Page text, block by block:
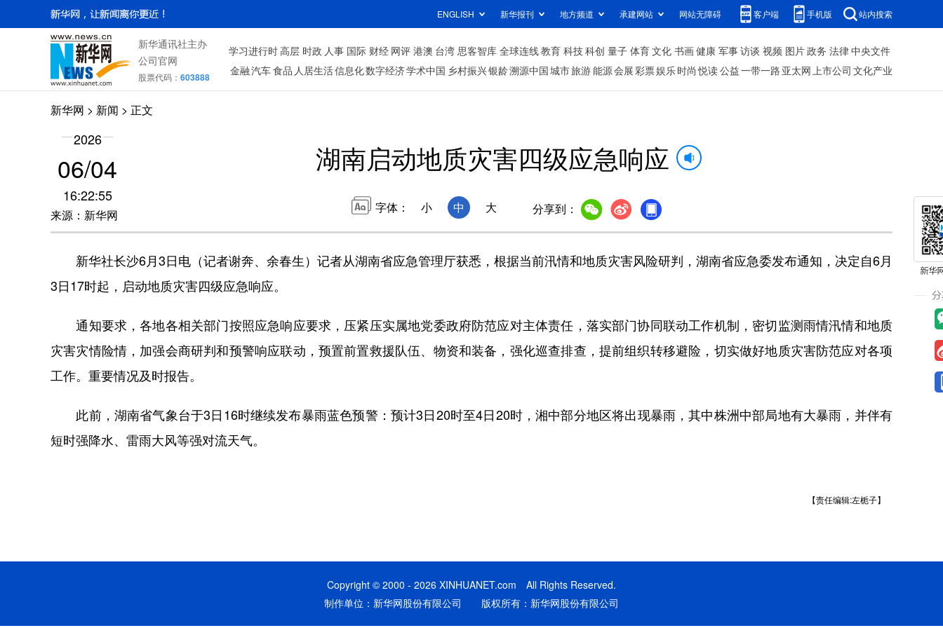
ENGLISH 新华报刊 地方频道 承建网站 网站无障碍 客户端 手机版 站内搜索
新华通讯社主办
公司官网
股票代码： 603888
学习进行时高层 时政 人事 国际 财经 网评 港澳 台湾 思客智库 全球连线教育 科技科创 量子 体育文化 书画健康 军事访谈 视频 图片政务 法律中央文件
金融汽车食品 人居生活信息化数字经济学术中国 乡村振兴银龄溯源中国城市旅游能源会展彩票娱乐时尚 悦读公益一带一路 亚太网上市公司 文化产业
新华网 > 新闻 > 正文
2026
06/04
16:22:55
来源：新华网
湖南启动地质灾害四级应急响应
字体： 小 中 大 分享到：
新华社长沙6月3日电（记者谢奔、余春生）记者从湖南省应急管理厅获悉，根据当前汛情和地质灾害风险研判，湖南省应急委发布通知，决定自6月
3日17时起，启动地质灾害四级应急响应。
通知要求，各地各相关部门按照应急响应要求，压紧压实属地党委政府防范应对主体责任，落实部门协同联动工作机制，密切监测雨情汛情和地质
灾害灾情险情，加强会商研判和预警响应联动，预置前置救援队伍、物资和装备，强化巡查排查，提前组织转移避险，切实做好地质灾害防范应对各项
工作。重要情况及时报告。
此前，湖南省气象台于3日16时继续发布暴雨蓝色预警：预计3日20时至4日20时，湘中部分地区将出现暴雨，其中株洲中部局地有大暴雨，并伴有
短时强降水、雷雨大风等强对流天气。
【责任编辑:左栀子】
Copyright © 2000 - 2026 XINHUANET.com All Rights Reserved.
制作单位：新华网股份有限公司 版权所有：新华网股份有限公司